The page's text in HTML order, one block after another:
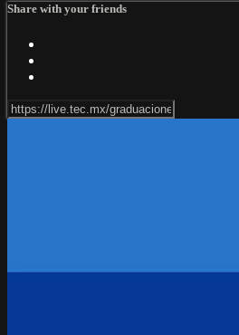
Share with your friends